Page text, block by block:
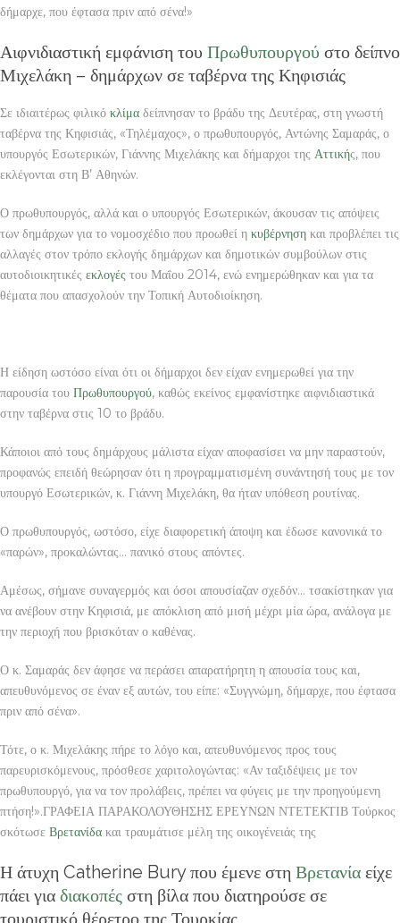
δήμαρχε, που έφτασα πριν από σένα!»
Αιφνιδιαστική εμφάνιση του Πρωθυπουργού στο δείπνο
Μιχελάκη – δημάρχων σε ταβέρνα της Κηφισιάς
Σε ιδιαιτέρως φιλικό κλίμα δείπνησαν το βράδυ της Δευτέρας, στη γνωστή
ταβέρνα της Κηφισιάς, «Τηλέμαχος», ο πρωθυπουργός, Αντώνης Σαμαράς, ο
υπουργός Εσωτερικών, Γιάννης Μιχελάκης και δήμαρχοι της Αττικής, που
εκλέγονται στη Β’ Αθηνών.
Ο πρωθυπουργός, αλλά και ο υπουργός Εσωτερικών, άκουσαν τις απόψεις
των δημάρχων για το νομοσχέδιο που προωθεί η κυβέρνηση και προβλέπει τις
αλλαγές στον τρόπο εκλογής δημάρχων και δημοτικών συμβούλων στις
αυτοδιοικητικές εκλογές του Μαΐου 2014, ενώ ενημερώθηκαν και για τα
θέματα που απασχολούν την Τοπική Αυτοδιοίκηση.
Η είδηση ωστόσο είναι ότι οι δήμαρχοι δεν είχαν ενημερωθεί για την
παρουσία του Πρωθυπουργού, καθώς εκείνος εμφανίστηκε αιφνιδιαστικά
στην ταβέρνα στις 10 το βράδυ.
Κάποιοι από τους δημάρχους μάλιστα είχαν αποφασίσει να μην παραστούν,
προφανώς επειδή θεώρησαν ότι η προγραμματισμένη συνάντησή τους με τον
υπουργό Εσωτερικών, κ. Γιάννη Μιχελάκη, θα ήταν υπόθεση ρουτίνας.
Ο πρωθυπουργός, ωστόσο, είχε διαφορετική άποψη και έδωσε κανονικά το
«παρών», προκαλώντας… πανικό στους απόντες.
Αμέσως, σήμανε συναγερμός και όσοι απουσίαζαν σχεδόν… τσακίστηκαν για
να ανέβουν στην Κηφισιά, με απόκλιση από μισή μέχρι μία ώρα, ανάλογα με
την περιοχή που βρισκόταν ο καθένας.
Ο κ. Σαμαράς δεν άφησε να περάσει απαρατήρητη η απουσία τους και,
απευθυνόμενος σε έναν εξ αυτών, του είπε: «Συγγνώμη, δήμαρχε, που έφτασα
πριν από σένα».
Τότε, ο κ. Μιχελάκης πήρε το λόγο και, απευθυνόμενος προς τους
παρευρισκόμενους, πρόσθεσε χαριτολογώντας: «Αν ταξιδέψεις με τον
πρωθυπουργό, για να τον προλάβεις, πρέπει να φύγεις με την προηγούμενη
πτήση!».ΓΡΑΦΕΙΑ ΠΑΡΑΚΟΛΟΥΘΗΣΗΣ ΕΡΕΥΝΩΝ ΝΤΕΤΕΚΤΙΒ Τούρκος
σκότωσε Βρετανίδα και τραυμάτισε μέλη της οικογένειάς της
Η άτυχη Catherine Bury που έμενε στη Βρετανία είχε
πάει για διακοπές στη βίλα που διατηρούσε σε
τουριστικό θέρετρο της Τουρκίας